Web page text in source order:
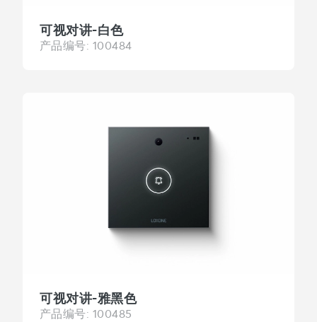
可视对讲-白色
产品编号: 100484
可视对讲-雅黑色
产品编号: 100485